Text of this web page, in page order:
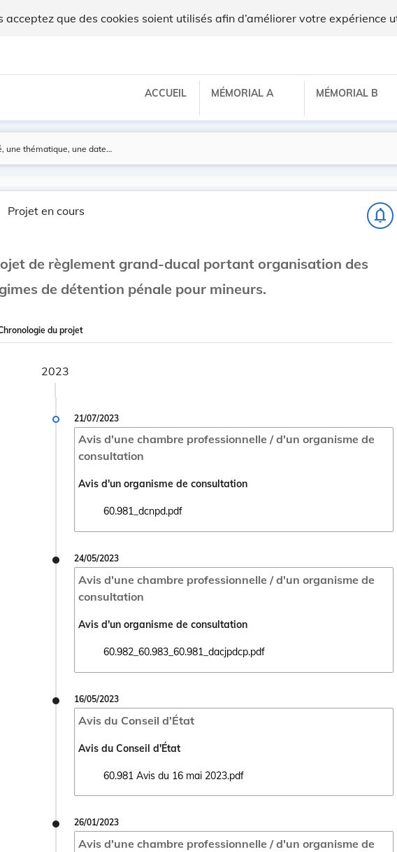
que des cookies soient utilisés afin d’améliorer votre expérience
ACCUEIL MÉMORIAL A MÉMORIAL B
Projet en cours notifications_none
de règlement grand-ducal portant organisation des
de détention pénale pour mineurs.
du projet
2023
21/07/2023
Avis d'une chambre professionnelle / d'un organisme de
consultation
Avis d'un organisme de consultation
60.981_dcnpd.pdf
Ouvrir le document 60.981_dcnpd.pdf dans un nouvel onglet
24/05/2023
Avis d'une chambre professionnelle / d'un organisme de
consultation
Avis d'un organisme de consultation
60.982_60.983_60.981_dacjpdcp.pdf
Ouvrir le document 60.982_60.983_60.981_dacjpdcp.pdf dans un
16/05/2023
Avis du Conseil d'État
Avis du Conseil d'État
60.981 Avis du 16 mai 2023.pdf
Ouvrir le document 60.981 Avis du 16 mai 2023.pdf dans un nouvel
26/01/2023
Avis d'une chambre professionnelle / d'un organisme de